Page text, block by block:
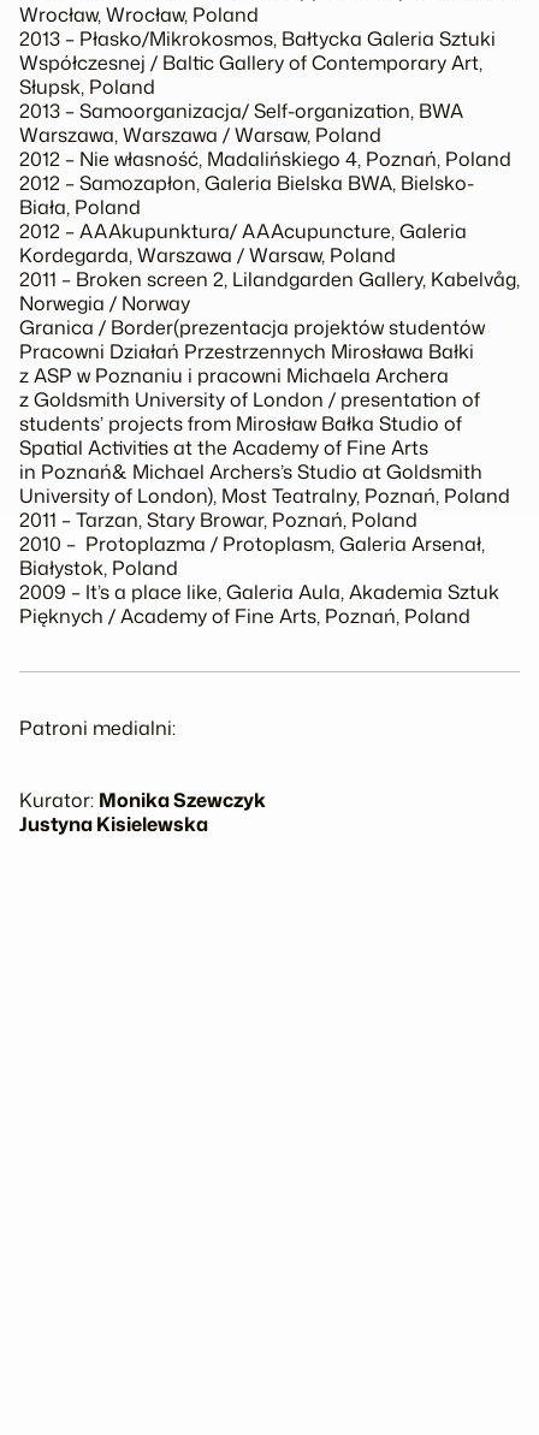
Wrocław, Wrocław, Poland
2013 – Płasko/Mikrokosmos, Bałtycka Galeria Sztuki
Współczesnej / Baltic Gallery of Contemporary Art,
Słupsk, Poland
2013 –Samoorganizacja/Self-organization, BWA
Warszawa, Warszawa / Warsaw, Poland
2012 – Nie własność, Madalińskiego 4, Poznań, Poland
2012 – Samozapłon, Galeria Bielska BWA, Bielsko-
Biała, Poland
2012 – AAAkupunktura/AAAcupuncture, Galeria
Kordegarda, Warszawa / Warsaw, Poland
2011 – Broken screen 2, Lilandgarden Gallery, Kabelvåg,
Norwegia / Norway
Granica / Border(prezentacja projektów studentów
Pracowni Działań Przestrzennych Mirosława Bałki
z ASP w Poznaniu i pracowni Michaela Archera
z Goldsmith University of London / presentation of
students’ projects from Mirosław Bałka Studio of
Spatial Activities at the Academy of Fine Arts
in Poznań& Michael Archers’s Studio at Goldsmith
University of London), Most Teatralny, Poznań, Poland
2011 – Tarzan, Stary Browar, Poznań, Poland
2010 – Protoplazma / Protoplasm, Galeria Arsenał,
Białystok, Poland
2009 – It’s a place like, Galeria Aula, Akademia Sztuk
Pięknych / Academy of Fine Arts, Poznań, Poland
Patroni medialni:
Kurator: Monika Szewczyk
Justyna Kisielewska